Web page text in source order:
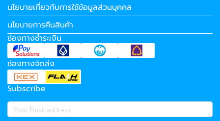
นโยบายเกี่ยวกับการใช้ข้อมูลส่วนบุคคล
นโยบายการคืนสินค้า
ช่องทางชำระเงิน
ช่องทางจัดส่ง
Subscribe